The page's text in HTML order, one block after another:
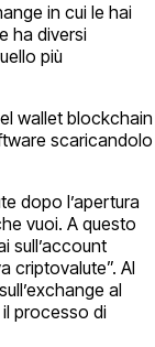
in cui le hai
ha diversi
più
wallet blockchain
scaricandolo
dopo l’apertura
vuoi. A questo
sull’account
criptovalute”. Al
al
processo di